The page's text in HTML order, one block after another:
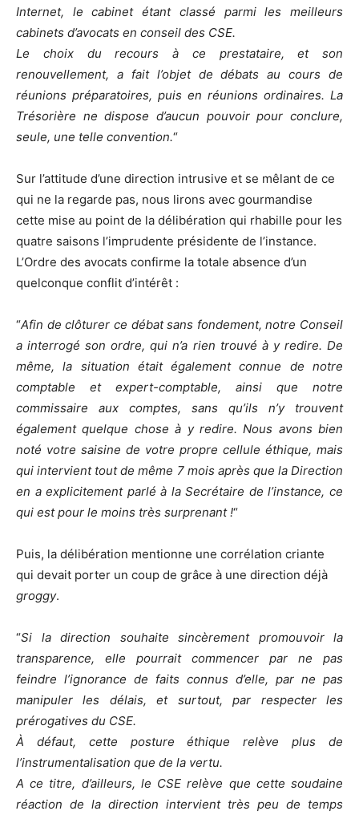
Internet, le cabinet étant classé parmi les meilleurs
cabinets d’avocats en conseil des CSE.
Le choix du recours à ce prestataire, et son
renouvellement, a fait l’objet de débats au cours de
réunions préparatoires, puis en réunions ordinaires. La
Trésorière ne dispose d’aucun pouvoir pour conclure,
seule, une telle convention.“
Sur l’attitude d’une direction intrusive et se mêlant de ce
qui ne la regarde pas, nous lirons avec gourmandise
cette mise au point de la délibération qui rhabille pour les
quatre saisons l’imprudente présidente de l’instance.
L’Ordre des avocats confirme la totale absence d’un
quelconque conflit d’intérêt :
“Afin de clôturer ce débat sans fondement, notre Conseil
a interrogé son ordre, qui n’a rien trouvé à y redire. De
même, la situation était également connue de notre
comptable et expert-comptable, ainsi que notre
commissaire aux comptes, sans qu’ils n’y trouvent
également quelque chose à y redire. Nous avons bien
noté votre saisine de votre propre cellule éthique, mais
qui intervient tout de même 7 mois après que la Direction
en a explicitement parlé à la Secrétaire de l’instance, ce
qui est pour le moins très surprenant !“
Puis, la délibération mentionne une corrélation criante
qui devait porter un coup de grâce à une direction déjà
groggy.
“Si la direction souhaite sincèrement promouvoir la
transparence, elle pourrait commencer par ne pas
feindre l’ignorance de faits connus d’elle, par ne pas
manipuler les délais, et surtout, par respecter les
prérogatives du CSE.
À défaut, cette posture éthique relève plus de
l’instrumentalisation que de la vertu.
A ce titre, d’ailleurs, le CSE relève que cette soudaine
réaction de la direction intervient très peu de temps